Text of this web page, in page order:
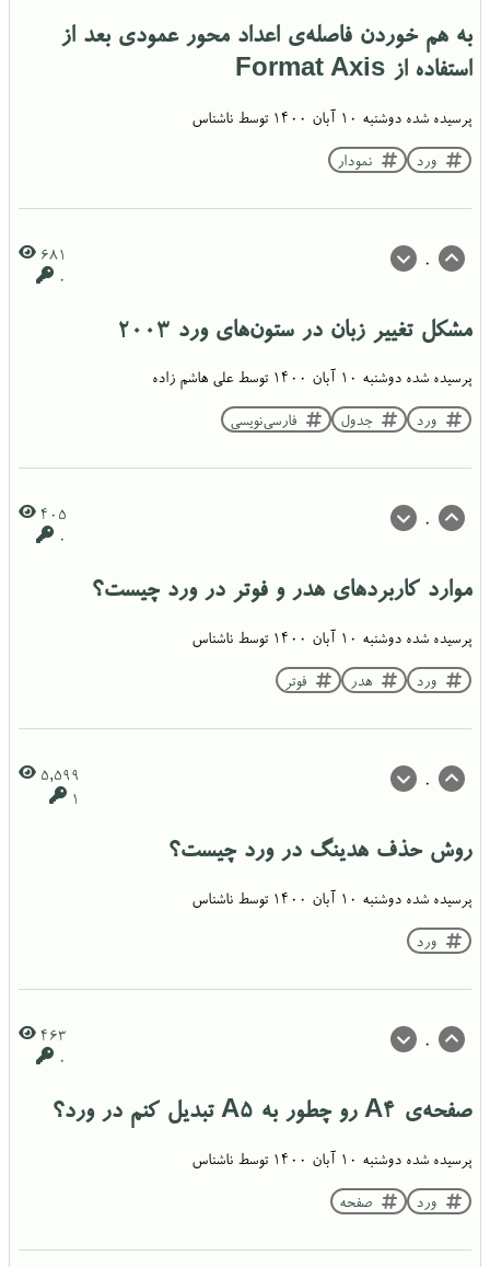
به هم خوردن فاصله‌ی اعداد محور عمودی بعد از
استفاده از Format Axis
پرسیده شده دوشنبه ۱۰ آبان ۱۴۰۰ توسط ناشناس
ورد نمودار
0
681
0
مشکل تغییر زبان در ستون‌های ورد 2003
پرسیده شده دوشنبه ۱۰ آبان ۱۴۰۰ توسطعلی هاشم زاده
ورد جدول فارسی‌نویسی
0
405
0
موارد کاربردهای هدر و فوتر در ورد چیست؟
پرسیده شده دوشنبه ۱۰ آبان ۱۴۰۰ توسط ناشناس
ورد هدر فوتر
0
5,599
1
روش حذف هدینگ در ورد چیست؟
پرسیده شده دوشنبه ۱۰ آبان ۱۴۰۰ توسط ناشناس
ورد
0
463
0
صفحه‌ی A4 رو چطور به A5 تبدیل کنم در ورد؟
پرسیده شده دوشنبه ۱۰ آبان ۱۴۰۰ توسط ناشناس
ورد صفحه